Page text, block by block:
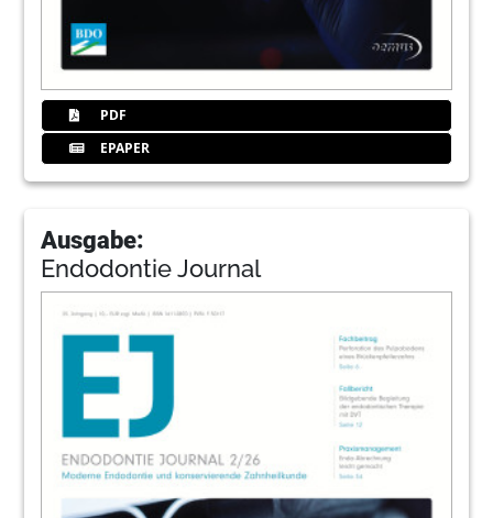
PDF
EPAPER
Ausgabe:
Endodontie Journal